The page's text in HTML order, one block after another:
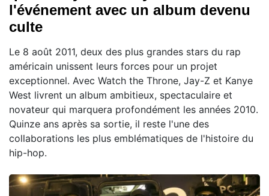
l'événement avec un album devenu
culte
Le 8 août 2011, deux des plus grandes stars du rap
américain unissent leurs forces pour un projet
exceptionnel. Avec Watch the Throne, Jay-Z et Kanye
West livrent un album ambitieux, spectaculaire et
novateur qui marquera profondément les années 2010.
Quinze ans après sa sortie, il reste l'une des
collaborations les plus emblématiques de l'histoire du
hip-hop.